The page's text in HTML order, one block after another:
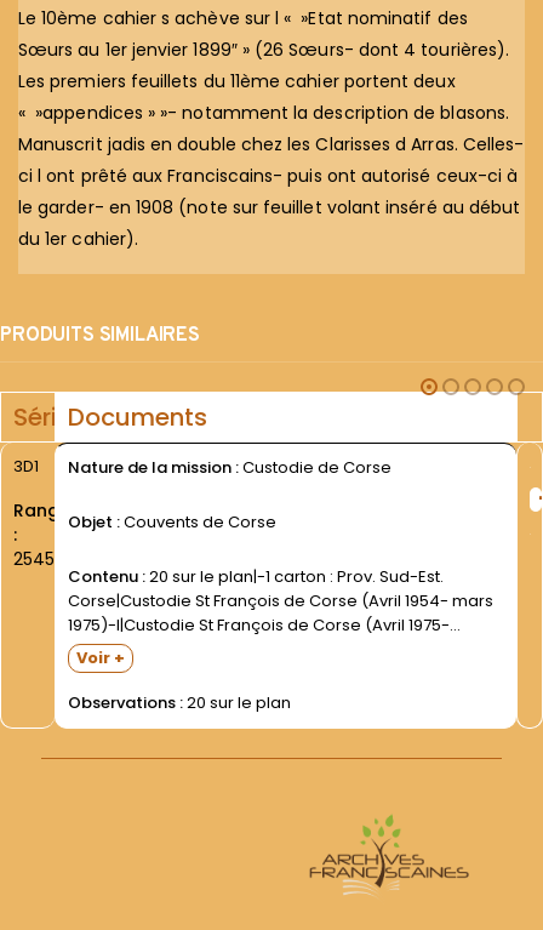
Le 10ème cahier s achève sur l « »Etat nominatif des
Sœurs au 1er jenvier 1899″ » (26 Sœurs- dont 4 tourières).
Les premiers feuillets du 11ème cahier portent deux
« »appendices » »- notamment la description de blasons.
Manuscrit jadis en double chez les Clarisses d Arras. Celles-
ci l ont prêté aux Franciscains- puis ont autorisé ceux-ci à
le garder- en 1908 (note sur feuillet volant inséré au début
du 1er cahier).
PRODUITS SIMILAIRES
SérieDocuments
3D1
Rang
:
2545
Nature de la mission :Custodie de Corse
Objet :Couvents de Corse
Contenu :20 sur le plan|-1 carton : Prov. Sud-Est.
Corse|Custodie St François de Corse (Avril 1954- mars
1975)-I|Custodie St François de Corse (Avril 1975-
Décembre 1987)-II|Figure notamment le résultat du
vote des frères de la custodie de Corse en faveur du...
Voir +
Observations :20 sur le plan